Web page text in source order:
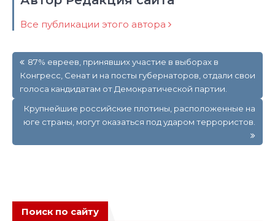
Все публикации этого автора
по
записям
87% евреев, принявших участие в выборах в
Конгресс, Сенат и на посты губернаторов, отдали свои
голоса кандидатам от Демократической партии.
Крупнейшие российские плотины, расположенные на
юге страны, могут оказаться под ударом террористов.
Поиск по сайту